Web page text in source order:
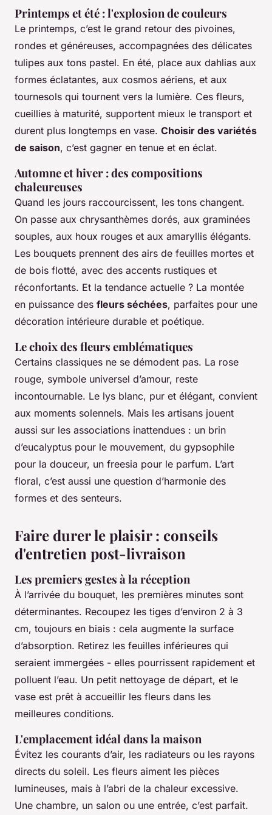
Printemps et été : l'explosion de couleurs
Le printemps, c’est le grand retour des pivoines,
rondes et généreuses, accompagnées des délicates
tulipes aux tons pastel. En été, place aux dahlias aux
formes éclatantes, aux cosmos aériens, et aux
tournesols qui tournent vers la lumière. Ces fleurs,
cueillies à maturité, supportent mieux le transport et
durent plus longtemps en vase. Choisir des variétés
de saison, c’est gagner en tenue et en éclat.
Automne et hiver : des compositions
chaleureuses
Quand les jours raccourcissent, les tons changent.
On passe aux chrysanthèmes dorés, aux graminées
souples, aux houx rouges et aux amaryllis élégants.
Les bouquets prennent des airs de feuilles mortes et
de bois flotté, avec des accents rustiques et
réconfortants. Et la tendance actuelle ? La montée
en puissance des fleurs séchées, parfaites pour une
décoration intérieure durable et poétique.
Le choix des fleurs emblématiques
Certains classiques ne se démodent pas. La rose
rouge, symbole universel d’amour, reste
incontournable. Le lys blanc, pur et élégant, convient
aux moments solennels. Mais les artisans jouent
aussi sur les associations inattendues : un brin
d’eucalyptus pour le mouvement, du gypsophile
pour la douceur, un freesia pour le parfum. L’art
floral, c’est aussi une question d’harmonie des
formes et des senteurs.
Faire durer le plaisir : conseils
d'entretien post-livraison
Les premiers gestes à la réception
À l’arrivée du bouquet, les premières minutes sont
déterminantes. Recoupez les tiges d’environ 2 à 3
cm, toujours en biais : cela augmente la surface
d’absorption. Retirez les feuilles inférieures qui
seraient immergées - elles pourrissent rapidement et
polluent l’eau. Un petit nettoyage de départ, et le
vase est prêt à accueillir les fleurs dans les
meilleures conditions.
L'emplacement idéal dans la maison
Évitez les courants d’air, les radiateurs ou les rayons
directs du soleil. Les fleurs aiment les pièces
lumineuses, mais à l’abri de la chaleur excessive.
Une chambre, un salon ou une entrée, c’est parfait.